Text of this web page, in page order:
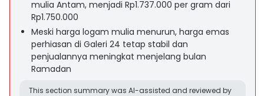
mulia Antam, menjadi Rp1.737.000 per gram dari
Rp1.750.000
Meski harga logam mulia menurun, harga emas
perhiasan di Galeri 24 tetap stabil dan
penjualannya meningkat menjelang bulan
Ramadan
This section summary was AI-assisted and reviewed by